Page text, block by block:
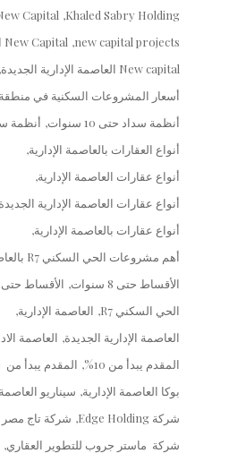
Khaled Sabry Holding
Capital
new capital projects New Capital العاصمة الإدارية
New capital العاصمة الإدارية الجديدة
أسعار المشروعات السكنية في منطقة R7
أنظمة سداد حتى 10 سنوات
أنظمة
أنواع العقارات بالعاصمة الإدارية
أنواع عقارات العاصمة الإدارية
أنواع عقارات العاصمة الإدارية الجديدة
أنواع عقارات بالعاصمة الإدارية
أهم مشروعات الحي السكني R7 بالعاصمة الإدارية
الأقساط حتى 8 سنوات
الأقساط حتى 10 سنوات
الحي السكني R7
العاصمة الإدارية
العاصمة الإدارية الجديدة العاصمة
المقدم يبدأ من 10%
المقدم يبدأ من 0%
بوكا العاصمة الإدارية سيناريو
شركة Edge Holding
شركة تاج مصر
شركة ماستر جروب للتطوير العقاري